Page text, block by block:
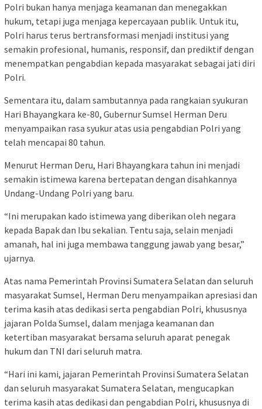
Polri bukan hanya menjaga keamanan dan menegakkan
hukum, tetapi juga menjaga kepercayaan publik. Untuk itu,
Polri harus terus bertransformasi menjadi institusi yang
semakin profesional, humanis, responsif, dan prediktif dengan
menempatkan pengabdian kepada masyarakat sebagai jati diri
Polri.
Sementara itu, dalam sambutannya pada rangkaian syukuran
Hari Bhayangkara ke-80, Gubernur Sumsel Herman Deru
menyampaikan rasa syukur atas usia pengabdian Polri yang
telah mencapai 80 tahun.
Menurut Herman Deru, Hari Bhayangkara tahun ini menjadi
semakin istimewa karena bertepatan dengan disahkannya
Undang-Undang Polri yang baru.
“Ini merupakan kado istimewa yang diberikan oleh negara
kepada Bapak dan Ibu sekalian. Tentu saja, selain menjadi
amanah, hal ini juga membawa tanggung jawab yang besar,”
ujarnya.
Atas nama Pemerintah Provinsi Sumatera Selatan dan seluruh
masyarakat Sumsel, Herman Deru menyampaikan apresiasi dan
terima kasih atas dedikasi serta pengabdian Polri, khususnya
jajaran Polda Sumsel, dalam menjaga keamanan dan
ketertiban masyarakat bersama seluruh aparat penegak
hukum dan TNI dari seluruh matra.
“Hari ini kami, jajaran Pemerintah Provinsi Sumatera Selatan
dan seluruh masyarakat Sumatera Selatan, mengucapkan
terima kasih atas dedikasi dan pengabdian Polri, khususnya di